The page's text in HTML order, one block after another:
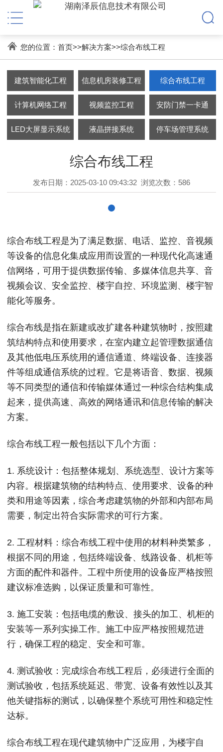
您的位置： 首页>>解决方案>>综合布线工程
建筑智能化工程 信息机房装修工程 综合布线工程
计算机网络工程 视频监控工程 安防门禁一卡通
LED大屏显示系统 液晶拼接系统 停车场管理系统
综合布线工程
发布日期：2025-03-10 09:43:32 浏览次数：586
综合布线工程是为了满足数据、电话、监控、音视频
等设备的信息化集成应用而设置的一种现代化高速通
信网络，可用于提供数据传输、多媒体信息共享、音
视频会议、安全监控、楼宇自控、环境监测、楼宇智
能化等服务。
综合布线是指在新建或改扩建各种建筑物时，按照建
筑结构特点和使用要求，在室内建立起管理数据通信
及其他低电压系统用的通信通道、终端设备、连接器
件等组成通信系统的过程。它是将语音、数据、视频
等不同类型的通信和传输媒体通过一种综合结构集成
起来，提供高速、高效的网络通讯和信息传输的解决
方案。
综合布线工程一般包括以下几个方面：
1. 系统设计：包括整体规划、系统选型、设计方案等
内容。根据建筑物的结构特点、使用要求、设备的种
类和用途等因素，综合考虑建筑物的外部和内部布局
需要，制定出符合实际需求的可行方案。
2. 工程材料：综合布线工程中使用的材料种类繁多，
根据不同的用途，包括终端设备、线路设备、机柜等
方面的配件和器件。工程中所使用的设备应严格按照
建议标准选购，以保证质量和可靠性。
3. 施工安装：包括电缆的敷设、接头的加工、机柜的
安装等一系列实操工作。施工中应严格按照规范进
行，确保工程的稳定、安全和可靠。
4. 测试验收：完成综合布线工程后，必须进行全面的
测试验收，包括系统延迟、带宽、设备有效性以及其
他关键指标的测试，以确保整个系统可用性和稳定性
达标。
综合布线工程在现代建筑物中广泛应用，为楼宇自